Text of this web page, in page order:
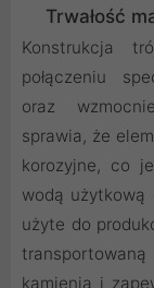
Trwałość
Konstrukcja
połączeniu
oraz
sprawia, że
korozyjne, co
wodą użytkową
użyte do
kamienia i